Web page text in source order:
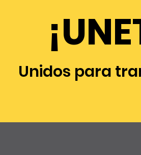
Unidos para